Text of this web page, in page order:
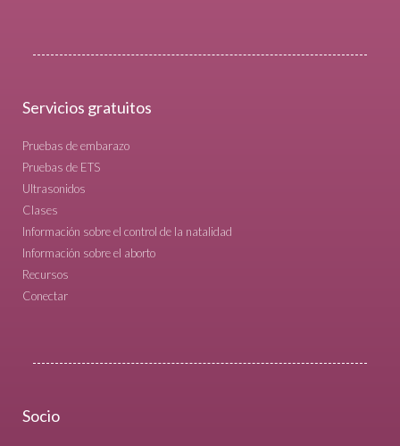
Servicios gratuitos
Pruebas de embarazo
Pruebas de ETS
Ultrasonidos
Clases
Información sobre el control de la natalidad
Información sobre el aborto
Recursos
Conectar
Socio